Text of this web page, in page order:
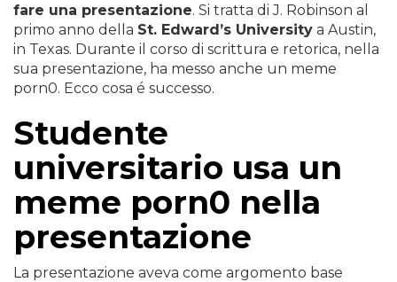
fare una presentazione. Si tratta di J. Robinson al
primo anno della St. Edward’s University a Austin,
in Texas. Durante il corso di scrittura e retorica, nella
sua presentazione, ha messo anche un meme
porn0. Ecco cosa é successo.
Studente
universitario usa un
meme porn0 nella
presentazione
La presentazione aveva come argomento base